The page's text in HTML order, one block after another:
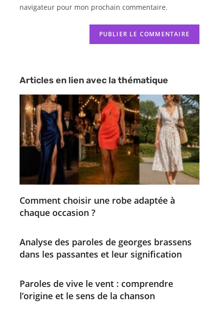
navigateur pour mon prochain commentaire.
Articles en lien avec la thématique
Comment choisir une robe adaptée à
chaque occasion ?
Analyse des paroles de georges brassens
dans les passantes et leur signification
Paroles de vive le vent : comprendre
l’origine et le sens de la chanson